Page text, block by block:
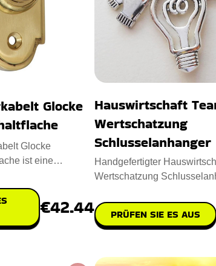
Glocke
Glocke
ist eine
€42.44
Hauswirtschaft
Wertschatzung
Schlusselanhanger
Handgefertigter
Wertschatzung
PRÜFEN SIE ES AUS